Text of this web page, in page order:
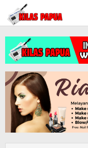
Lewati
konten